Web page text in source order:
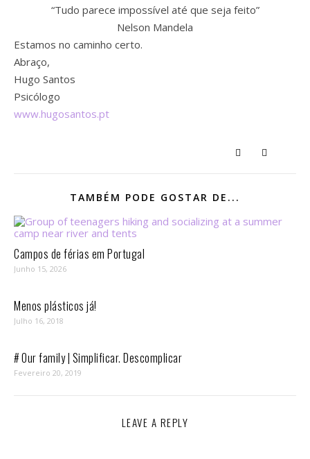
“Tudo parece impossível até que seja feito”
Nelson Mandela
Estamos no caminho certo.
Abraço,
Hugo Santos
Psicólogo
www.hugosantos.pt
TAMBÉM PODE GOSTAR DE...
Campos de férias em Portugal
Junho 15, 2026
Menos plásticos já!
Julho 16, 2018
# Our family | Simplificar. Descomplicar
Fevereiro 20, 2019
LEAVE A REPLY